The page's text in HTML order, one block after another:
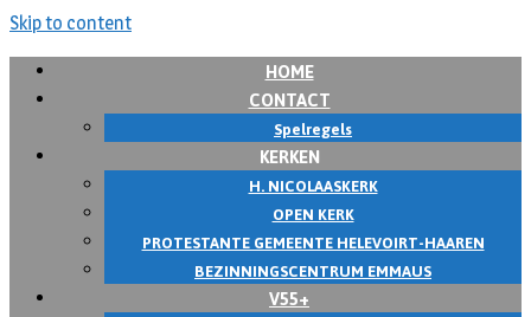
Skip to content
HOME
CONTACT
Spelregels
KERKEN
H. NICOLAASKERK
OPEN KERK
PROTESTANTE GEMEENTE HELEVOIRT-HAAREN
BEZINNINGSCENTRUM EMMAUS
V55+